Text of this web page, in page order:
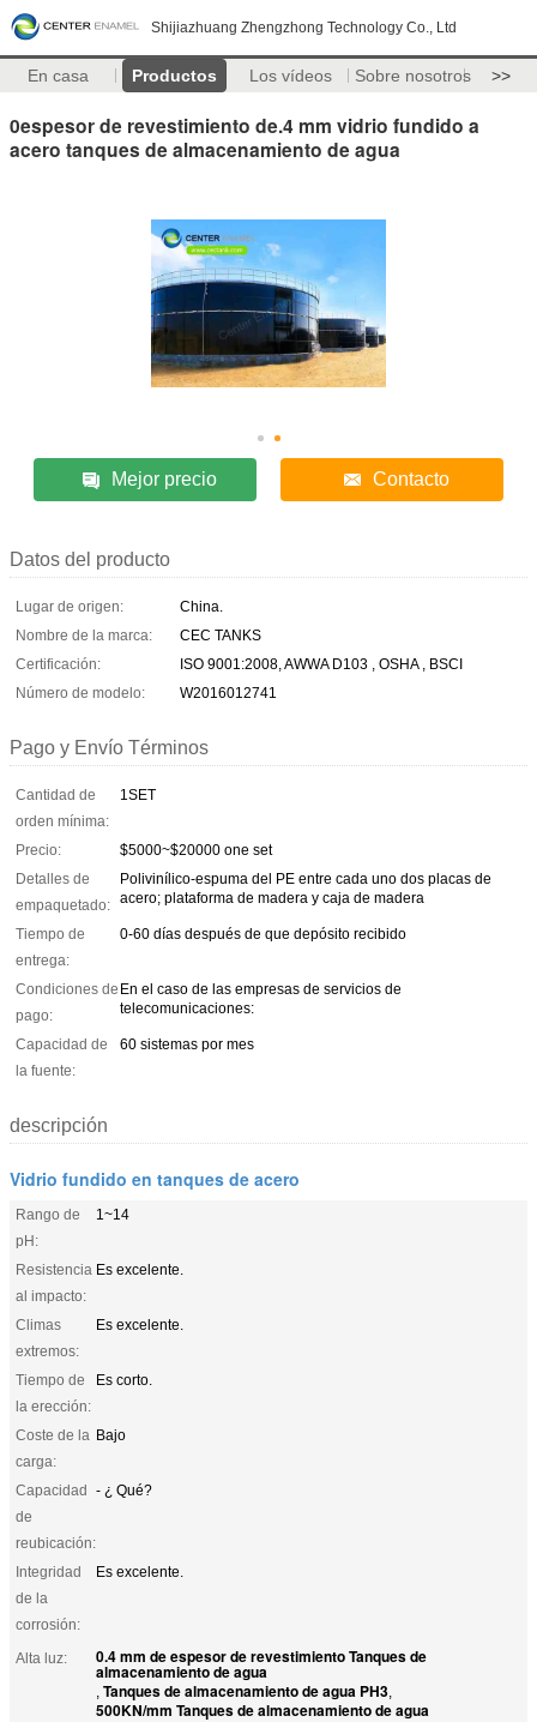
Shijiazhuang Zhengzhong Technology Co., Ltd
En casa Productos Los vídeos Sobre nosotros >>
0espesor de revestimiento de.4 mm vidrio fundido a
acero tanques de almacenamiento de agua
Mejor precio Contacto
Datos del producto
Lugar de origen:
China.
Nombre de la marca:
CEC TANKS
Certificación:
ISO 9001:2008, AWWA D103 , OSHA , BSCI
Número de modelo:
W2016012741
Pago y Envío Términos
Cantidad de
orden mínima:
1SET
Precio:
$5000~$20000 one set
Detalles de
empaquetado:
Polivinílico-espuma del PE entre cada uno dos placas de
acero; plataforma de madera y caja de madera
Tiempo de
entrega:
0-60 días después de que depósito recibido
Condiciones de
pago:
En el caso de las empresas de servicios de
telecomunicaciones:
Capacidad de
la fuente:
60 sistemas por mes
descripción
Vidrio fundido en tanques de acero
Rango de
pH:
1~14
Resistencia
al impacto:
Es excelente.
Climas
extremos:
Es excelente.
Tiempo de
la erección:
Es corto.
Coste de la
carga:
Bajo
Capacidad
de
reubicación:
- ¿ Qué?
Integridad
de la
corrosión:
Es excelente.
Alta luz: 0.4 mm de espesor de revestimiento Tanques de
almacenamiento de agua
, Tanques de almacenamiento de agua PH3,
500KN/mm Tanques de almacenamiento de agua